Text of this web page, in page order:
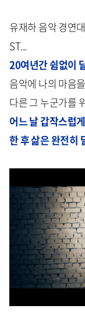
유재하 음악 경연
ST...
20여년간 쉼없이
음악에 나의 마음
다른 그 누군가를
어느 날 갑작스럽
한 후 삶은 완전히